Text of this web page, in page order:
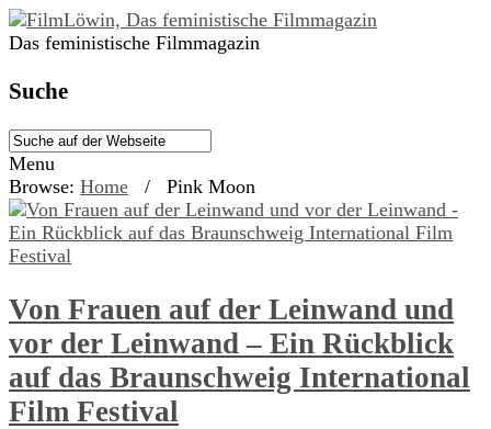
Das feministische Filmmagazin
Suche
Menu
Browse: Home / Pink Moon
Von Frauen auf der Leinwand und
vor der Leinwand – Ein Rückblick
auf das Braunschweig International
Film Festival